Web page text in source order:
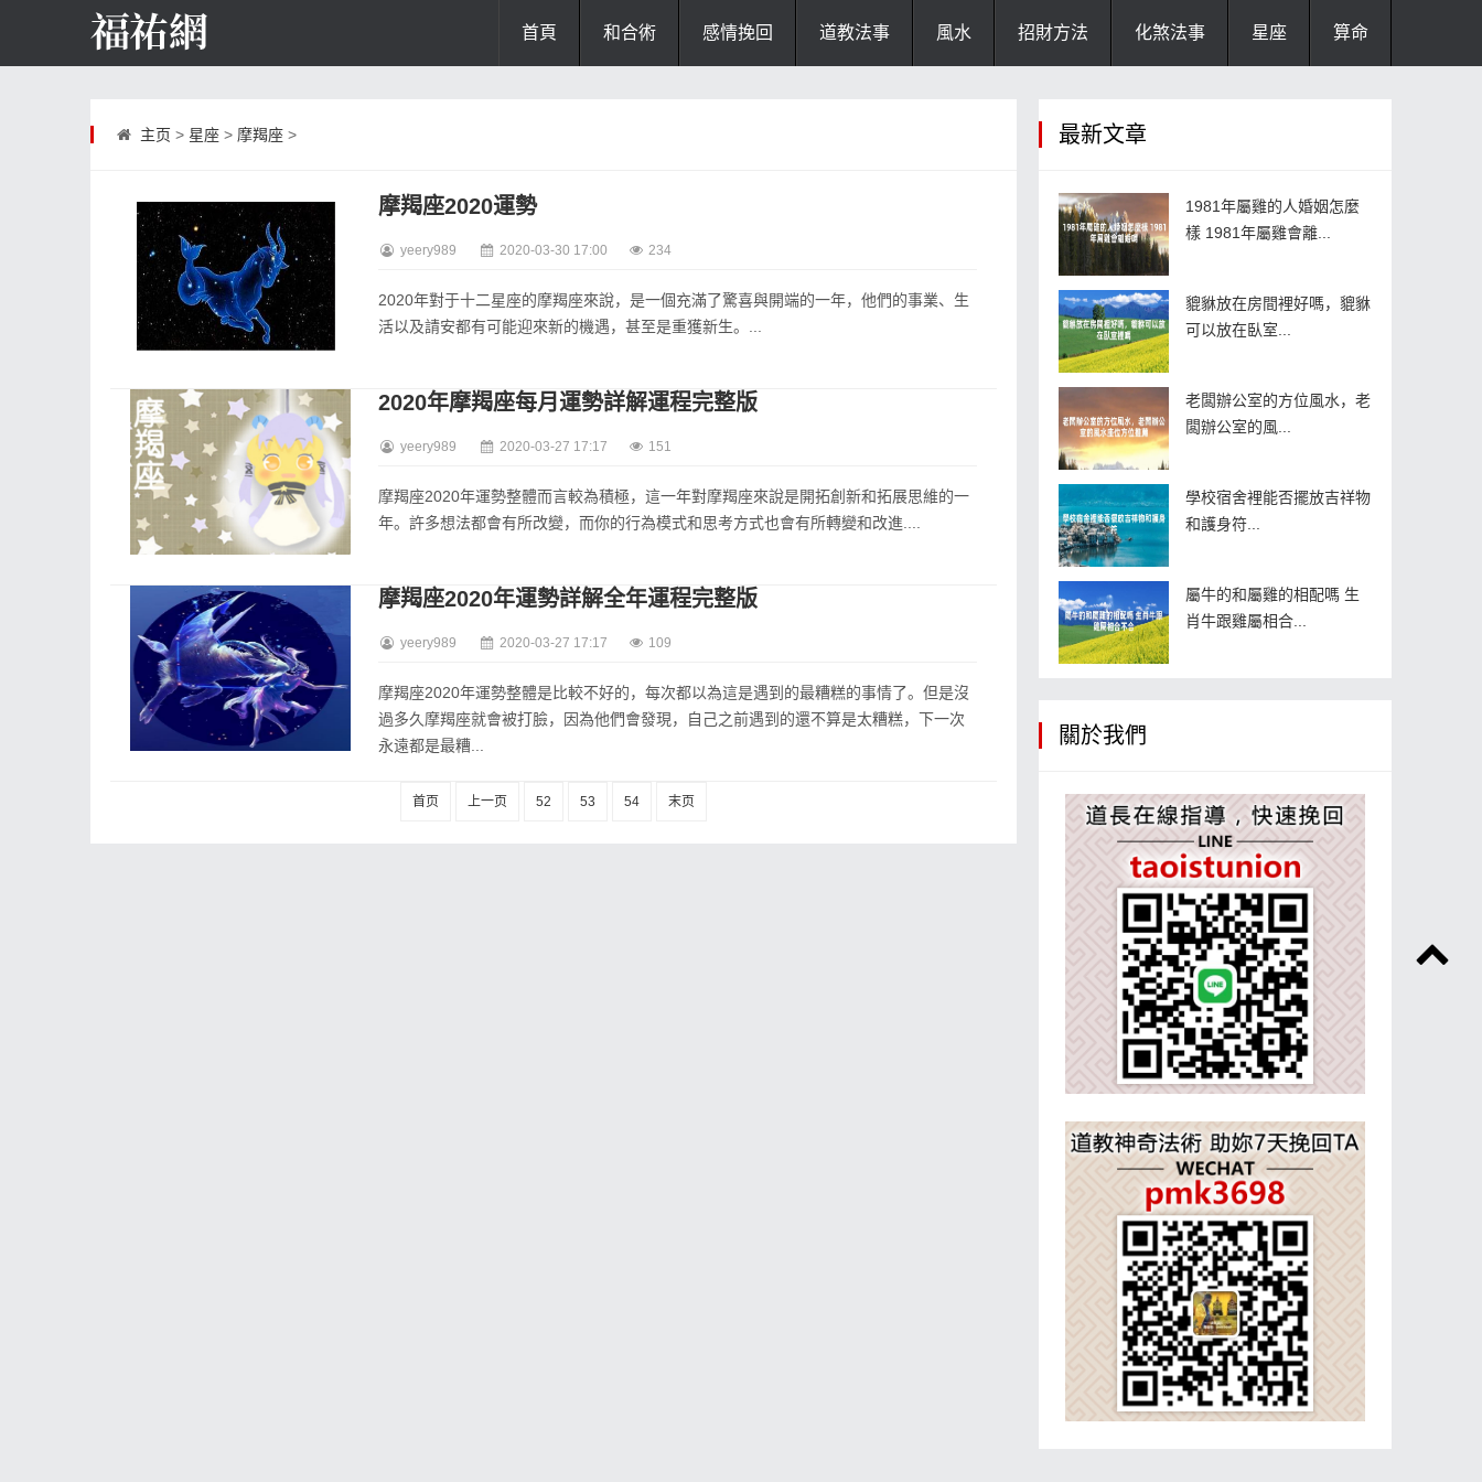
首頁 和合術 感情挽回 道教法事 風水 招財方法 化煞法事 星座 算命
主页 > 星座> 摩羯座>
摩羯座2020運勢
yeery989 2020-03-30 17:00 234
2020年對于十二星座的摩羯座來說，是一個充滿了驚喜與開端的一年，他們的事業、生
活以及請安都有可能迎來新的機遇，甚至是重獲新生。...
2020年摩羯座每月運勢詳解運程完整版
yeery989 2020-03-27 17:17 151
摩羯座2020年運勢整體而言較為積極，這一年對摩羯座來說是開拓創新和拓展思維的一
年。許多想法都會有所改變，而你的行為模式和思考方式也會有所轉變和改進....
摩羯座2020年運勢詳解全年運程完整版
yeery989 2020-03-27 17:17 109
摩羯座2020年運勢整體是比較不好的，每次都以為這是遇到的最糟糕的事情了。但是沒
過多久摩羯座就會被打臉，因為他們會發現，自己之前遇到的還不算是太糟糕，下一次
永遠都是最糟...
首页 上一页 52 53 54 末页
最新文章
1981年屬雞的人婚姻怎麼
樣 1981年屬雞會離...
貔貅放在房間裡好嗎，貔貅
可以放在臥室...
老闆辦公室的方位風水，老
闆辦公室的風...
學校宿舍裡能否擺放吉祥物
和護身符...
屬牛的和屬雞的相配嗎 生
肖牛跟雞屬相合...
關於我們